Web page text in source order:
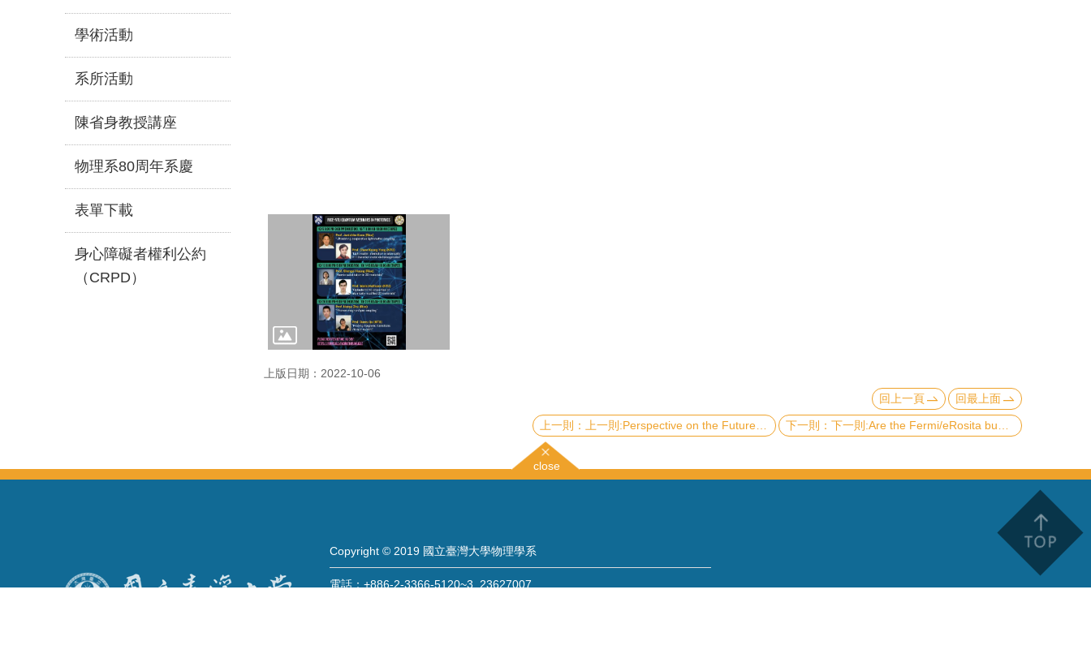
學術活動
系所活動
陳省身教授講座
物理系80周年系慶
表單下載
身心障礙者權利公約
（CRPD）
上版日期：2022-10-06
回上一頁
回最上面
上一則:Perspective on the Future Electronics Based on Two-Dimensional Materials 下一則:Are the Fermi/eRosita bubbles generated by past activity of the Galactic center black hole?
close
Copyright © 2019 國立臺灣大學物理學系
電話：+886-2-3366-5120~3 23627007